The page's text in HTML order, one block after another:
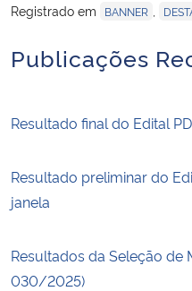
Ministério da Mulher, da Família e
Secretaria-Geral
Gabinete de Segurança Institucional
Advocacia-Geral da União
Registrado em
BANNER
Publicações
Resultado final do Edital
Resultado preliminar do
janela
Resultados da Seleção de
030/2025)